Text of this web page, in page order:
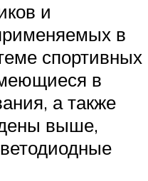
и
в
спортивных
в
а также
выше,